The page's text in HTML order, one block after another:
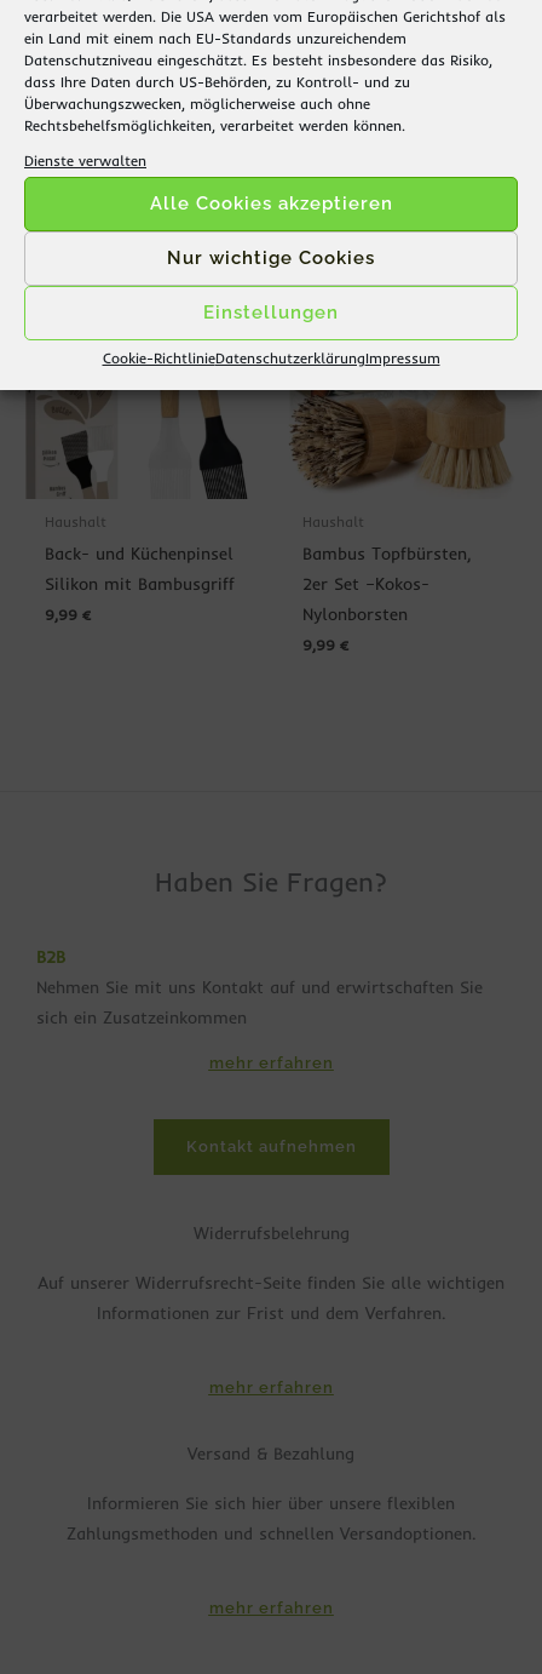
verarbeitet werden. Die USA werden vom Europäischen Gerichtshof als
ein Land mit einem nach EU-Standards unzureichendem
Datenschutzniveau eingeschätzt. Es besteht insbesondere das Risiko,
dass Ihre Daten durch US-Behörden, zu Kontroll- und zu
Überwachungszwecken, möglicherweise auch ohne
Rechtsbehelfsmöglichkeiten, verarbeitet werden können.
Dienste verwalten
Alle Cookies akzeptieren
Nur wichtige Cookies
Einstellungen
Cookie-RichtlinieDatenschutzerklärungImpressum
Haushalt
Barista Pinsel –
Reinigungspinsel,
Küchenpinsel
Haushalt
Nagelbürsten 3er Set –
Sisalborsten, Bambus –
Haushalt
Back- und Küchenpinsel
Silikon mit Bambusgriff
9,99€
Haushalt
Bambus Topfbürsten,
2er Set –Kokos-
Nylonborsten
9,99€
Haben Sie Fragen?
B2B
Nehmen Sie mit uns Kontakt auf und erwirtschaften Sie
sich ein Zusatzeinkommen
mehr erfahren
Kontakt aufnehmen
Widerrufsbelehrung
Auf unserer Widerrufsrecht-Seite finden Sie alle wichtigen
Informationen zur Frist und dem Verfahren.
mehr erfahren
Versand & Bezahlung
Informieren Sie sich hier über unsere flexiblen
Zahlungsmethoden und schnellen Versandoptionen.
mehr erfahren